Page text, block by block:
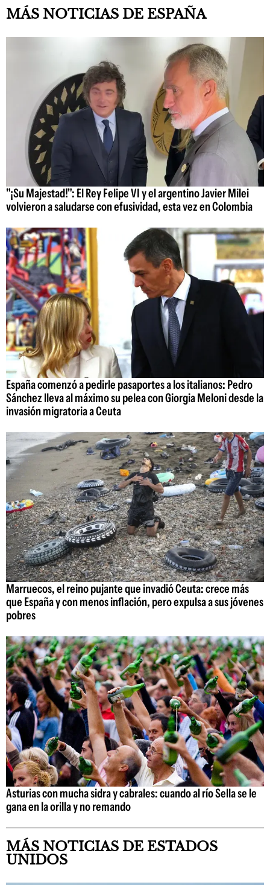
MÁS NOTICIAS DE ESPAÑA
"¡Su Majestad!": El Rey Felipe VI y el argentino Javier Milei
volvieron a saludarse con efusividad, esta vez en Colombia
España comenzó a pedirle pasaportes a los italianos: Pedro
Sánchez lleva al máximo su pelea con Giorgia Meloni desde la
invasión migratoria a Ceuta
Marruecos, el reino pujante que invadió Ceuta: crece más
que España y con menos inflación, pero expulsa a sus jóvenes
pobres
Asturias con mucha sidra y cabrales: cuando al río Sella se le
gana en la orilla y no remando
MÁS NOTICIAS DE ESTADOS
UNIDOS